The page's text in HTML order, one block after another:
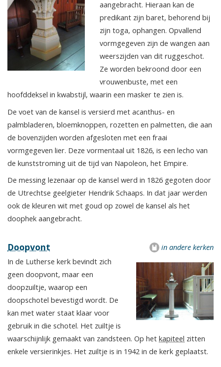
aangebracht. Hieraan kan de
predikant zijn baret, behorend bij
zijn toga, ophangen. Opvallend
vormgegeven zijn de wangen aan
weerszijden van dit ruggeschot.
Ze worden bekroond door een
vrouwenbuste, met een
hoofddeksel in kwabstijl, waarin een masker te zien is.
De voet van de kansel is versierd met acanthus- en
palmbladeren, bloemknoppen, rozetten en palmetten, die aan
de bovenzijden worden afgesloten met een fraai
vormgegeven lier. Deze vormentaal uit 1826, is een lecho van
de kunststroming uit de tijd van Napoleon, het Empire.
De messing lezenaar op de kansel werd in 1826 gegoten door
de Utrechtse geelgieter Hendrik Schaaps. In dat jaar werden
ook de kleuren wit met goud op zowel de kansel als het
doophek aangebracht.
in andere kerken
Doopvont
In de Lutherse kerk bevindt zich
geen doopvont, maar een
doopzuiltje, waarop een
doopschotel bevestigd wordt. De
kan met water staat klaar voor
gebruik in die schotel. Het zuiltje is
waarschijnlijk gemaakt van zandsteen. Op het kapiteel zitten
enkele versierinkjes. Het zuiltje is in 1942 in de kerk geplaatst.